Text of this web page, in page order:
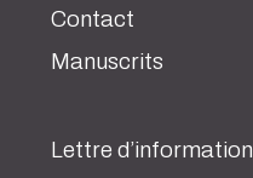
Contact
Manuscrits
Lettre d’information